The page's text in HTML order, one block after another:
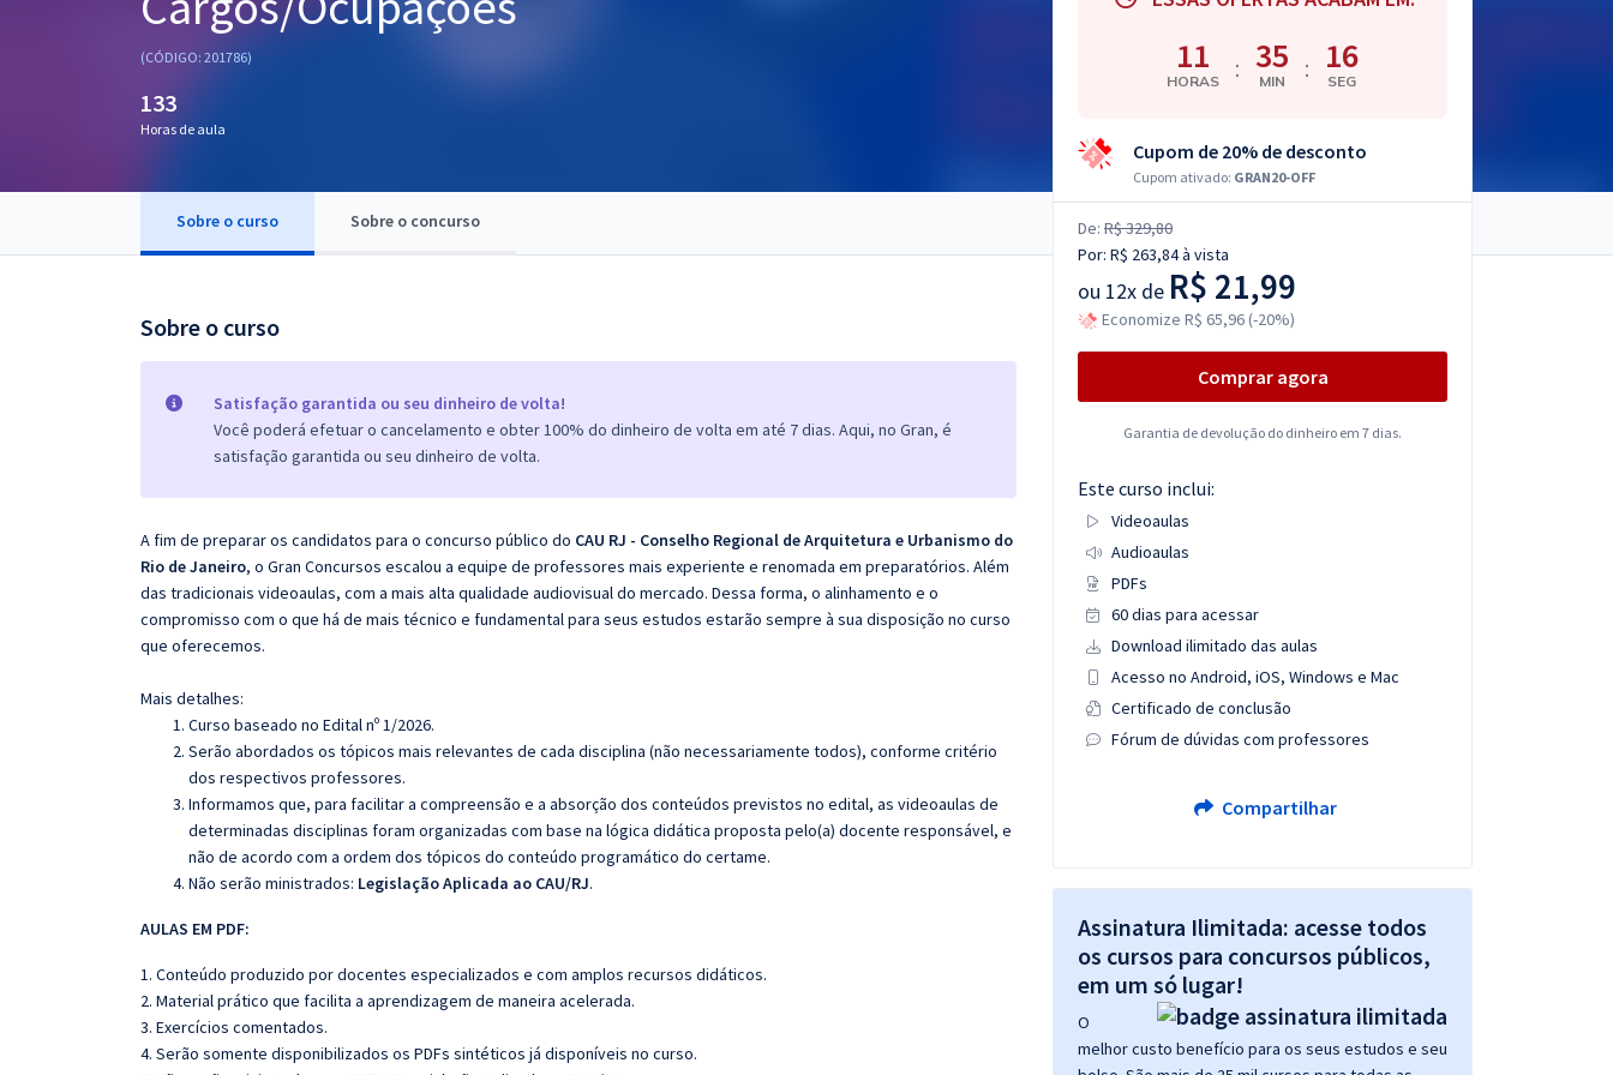
Questões grátis
(CÓDIGO: 201786)
133
Horas de aula
Sobre o curso Sobre o concurso
Sobre o curso
Satisfação garantida ou seu dinheiro de volta!
Você poderá efetuar o cancelamento e obter 100% do dinheiro de volta em até 7 dias. Aqui, no Gran, é
satisfação garantida ou seu dinheiro de volta.
A fim de preparar os candidatos para o concurso público do CAU RJ - Conselho Regional de Arquitetura e Urbanismo do
Rio de Janeiro, o Gran Concursos escalou a equipe de professores mais experiente e renomada em preparatórios. Além
das tradicionais videoaulas, com a mais alta qualidade audiovisual do mercado. Dessa forma, o alinhamento e o
compromisso com o que há de mais técnico e fundamental para seus estudos estarão sempre à sua disposição no curso
que oferecemos.
Mais detalhes:
Curso baseado no Edital nº 1/2026.
Serão abordados os tópicos mais relevantes de cada disciplina (não necessariamente todos), conforme critério
dos respectivos professores.
Informamos que, para facilitar a compreensão e a absorção dos conteúdos previstos no edital, as videoaulas de
determinadas disciplinas foram organizadas com base na lógica didática proposta pelo(a) docente responsável, e
não de acordo com a ordem dos tópicos do conteúdo programático do certame.
Não serão ministrados: Legislação Aplicada ao CAU/RJ.
AULAS EM PDF:
1. Conteúdo produzido por docentes especializados e com amplos recursos didáticos.
2. Material prático que facilita a aprendizagem de maneira acelerada.
3. Exercícios comentados.
4. Serão somente disponibilizados os PDFs sintéticos já disponíveis no curso.
11
HORAS : 35
MIN : 16
SEG
Cupom de 20% de desconto
Cupom ativado: GRAN20-OFF
De: R$ 329,80
Por: R$ 263,84à vista
ou 12x de R$ 21,99
Economize R$ 65,96 (-20%)
Comprar agora
Garantia de devolução do dinheiro em 7 dias.
Este curso inclui:
Videoaulas
Audioaulas
PDFs
60 dias para acessar
Download ilimitado das aulas
Acesso no Android, iOS, Windows e Mac
Certificado de conclusão
Fórum de dúvidas com professores
Compartilhar
Assinatura Ilimitada: acesse todos
os cursos para concursos públicos,
em um só lugar!
O
melhor custo benefício para os seus estudos e seu